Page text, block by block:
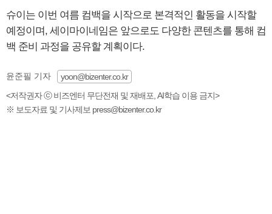
슈이는 이번 여름 컴백을 시작으로 본격적인 활동을 시작할
예정이며, 세이마이네임은 앞으로도 다양한 콘텐츠를 통해 컴
백 준비 과정을 공유할 계획이다.
윤준필 기자
yoon@bizenter.co.kr
<저작권자 ⓒ 비즈엔터 무단전재 및 재배포, AI학습 이용 금지>
※ 보도자료 및 기사제보 press@bizenter.co.kr